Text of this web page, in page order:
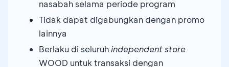
nasabah selama periode program
Tidak dapat digabungkan dengan promo
lainnya
Berlaku di seluruhindependent store
WOOD untuk transaksi dengan